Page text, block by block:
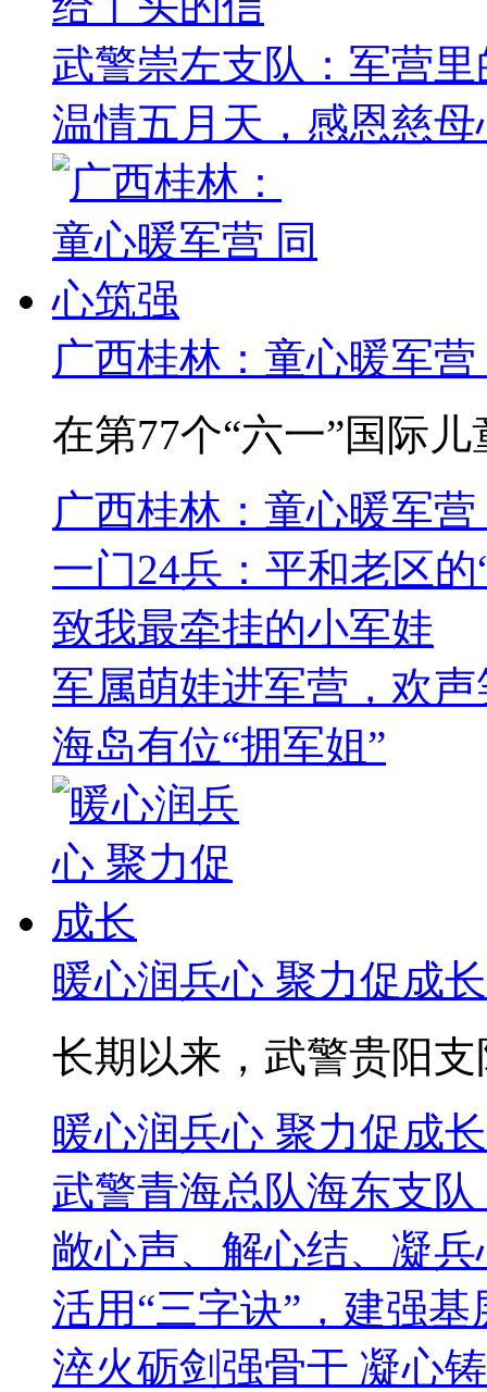
武警崇左支队：军营里
温情五月天，感恩慈母
广西桂林：童心暖军
在第77个“六一”国际
广西桂林：童心暖军
一门24兵：平和老区的
致我最牵挂的小军娃
军属萌娃进军营，欢
海岛有位“拥军姐”
暖心润兵心 聚力促成长
长期以来，武警贵阳
暖心润兵心 聚力促成长
武警青海总队海东支队
敞心声、解心结、凝兵
活用“三字诀”，建强基
淬火砺剑强骨干 凝心